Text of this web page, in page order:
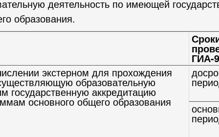
деятельность по имеющей
образования.
ГИА-9
экстерном для прохождения
образовательную
государственную аккредитацию
основного общего образования